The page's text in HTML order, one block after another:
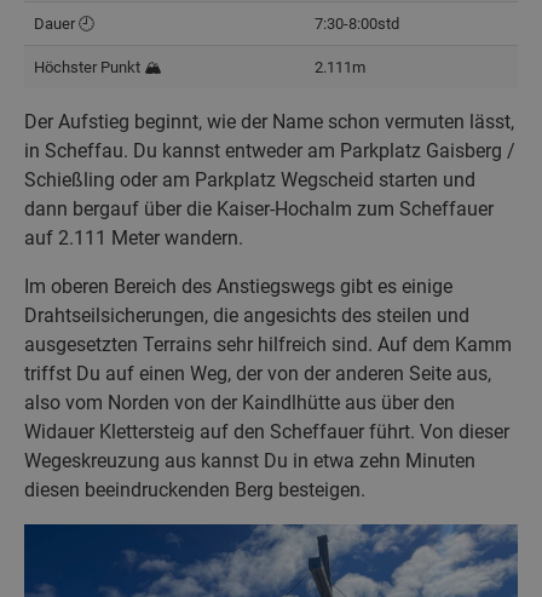
Dauer 🕘 7:30-8:00std
Höchster Punkt 🏔️ 2.111m
Der Aufstieg beginnt, wie der Name schon vermuten lässt,
in Scheffau. Du kannst entweder am Parkplatz Gaisberg /
Schießling oder am Parkplatz Wegscheid starten und
dann bergauf über die Kaiser-Hochalm zum Scheffauer
auf 2.111 Meter wandern.
Im oberen Bereich des Anstiegswegs gibt es einige
Drahtseilsicherungen, die angesichts des steilen und
ausgesetzten Terrains sehr hilfreich sind. Auf dem Kamm
triffst Du auf einen Weg, der von der anderen Seite aus,
also vom Norden von der Kaindlhütte aus über den
Widauer Klettersteig auf den Scheffauer führt. Von dieser
Wegeskreuzung aus kannst Du in etwa zehn Minuten
diesen beeindruckenden Berg besteigen.